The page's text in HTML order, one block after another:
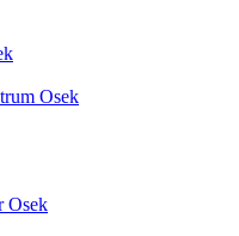
Osek
Osek